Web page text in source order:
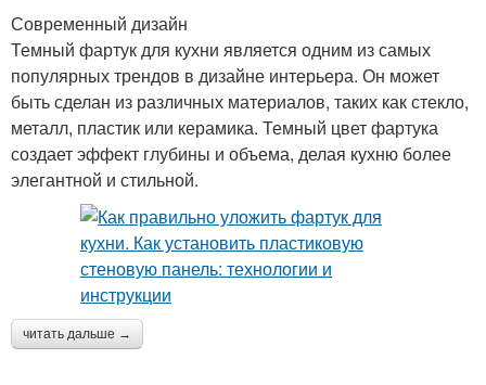
Современный дизайн
Темный фартук для кухни является одним из самых
популярных трендов в дизайне интерьера. Он может
быть сделан из различных материалов, таких как стекло,
металл, пластик или керамика. Темный цвет фартука
создает эффект глубины и объема, делая кухню более
элегантной и стильной.
читать дальше →